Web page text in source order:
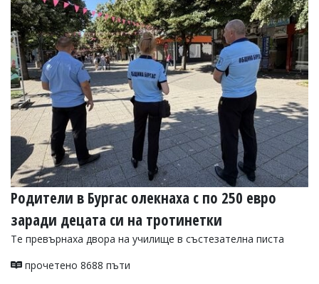
Родители в Бургас олекнаха с по 250 евро
заради децата си на тротинетки
Те превърнаха двора на училище в състезателна писта
прочетено 8688 пъти